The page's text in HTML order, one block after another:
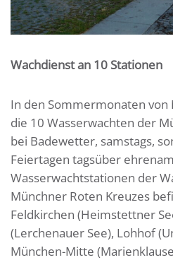
Wachdienst an 10 Stationen
In den Sommermonaten von
die 10 Wasserwachten der
bei Badewetter, samstags,
Feiertagen tagsüber
Wasserwachtstationen der
Münchner Roten Kreuzes
Feldkirchen (Heimstettner
(Lerchenauer See), Lohhof
München-Mitte